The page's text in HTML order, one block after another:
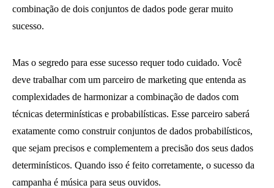
combinação de dois conjuntos de dados pode gerar muito
sucesso.
Mas o segredo para esse sucesso requer todo cuidado. Você
deve trabalhar com um parceiro de marketing que entenda as
complexidades de harmonizar a combinação de dados com
técnicas determinísticas e probabilísticas. Esse parceiro saberá
exatamente como construir conjuntos de dados probabilísticos,
que sejam precisos e complementem a precisão dos seus dados
determinísticos. Quando isso é feito corretamente, o sucesso da
campanha é música para seus ouvidos.